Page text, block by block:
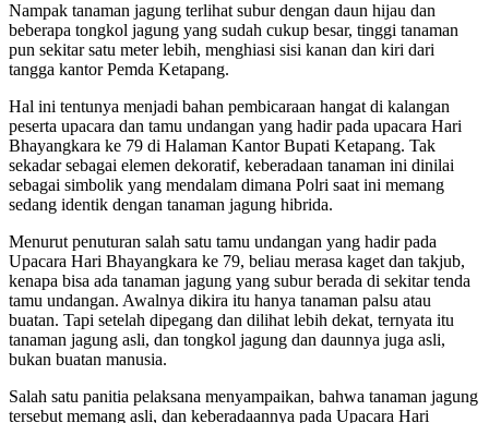
Nampak tanaman jagung terlihat subur dengan daun hijau dan
beberapa tongkol jagung yang sudah cukup besar, tinggi tanaman
pun sekitar satu meter lebih, menghiasi sisi kanan dan kiri dari
tangga kantor Pemda Ketapang.
Hal ini tentunya menjadi bahan pembicaraan hangat di kalangan
peserta upacara dan tamu undangan yang hadir pada upacara Hari
Bhayangkara ke 79 di Halaman Kantor Bupati Ketapang. Tak
sekadar sebagai elemen dekoratif, keberadaan tanaman ini dinilai
sebagai simbolik yang mendalam dimana Polri saat ini memang
sedang identik dengan tanaman jagung hibrida.
Menurut penuturan salah satu tamu undangan yang hadir pada
Upacara Hari Bhayangkara ke 79, beliau merasa kaget dan takjub,
kenapa bisa ada tanaman jagung yang subur berada di sekitar tenda
tamu undangan. Awalnya dikira itu hanya tanaman palsu atau
buatan. Tapi setelah dipegang dan dilihat lebih dekat, ternyata itu
tanaman jagung asli, dan tongkol jagung dan daunnya juga asli,
bukan buatan manusia.
Salah satu panitia pelaksana menyampaikan, bahwa tanaman jagung
tersebut memang asli, dan keberadaannya pada Upacara Hari